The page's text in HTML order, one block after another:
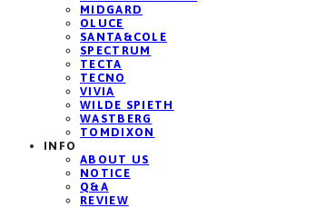
MIDGARD
OLUCE
SANTA&COLE
SPECTRUM
TECTA
TECNO
VIVIA
WILDE SPIETH
WASTBERG
TOMDIXON
INFO
ABOUT US
NOTICE
Q&A
REVIEW